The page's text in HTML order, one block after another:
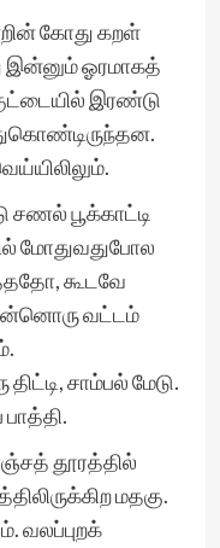
கோது கறள்
இன்னும் ஓரமாகத்
இரண்டு
சணல் பூக்காட்டி
மோதுவதுபோல
கூடவே
வட்டம்
சாம்பல் மேடு.
தூரத்தில்
மதகு.
வலப்புறக்